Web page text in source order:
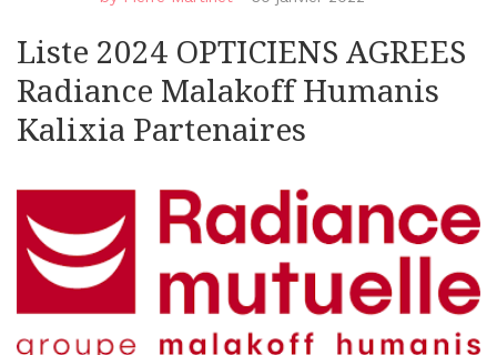
Liste 2024 OPTICIENS AGREES
Radiance Malakoff Humanis
Kalixia Partenaires